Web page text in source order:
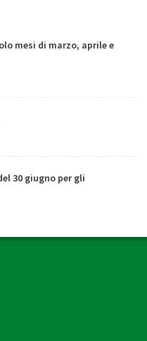
mesi di marzo, aprile e
30 giugno per gli